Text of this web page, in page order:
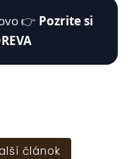
👉 Pozrite si
článok